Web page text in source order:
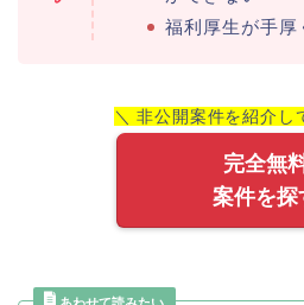
福利厚生が手厚
＼ 非公開案件を紹介し
完全無
案件を探